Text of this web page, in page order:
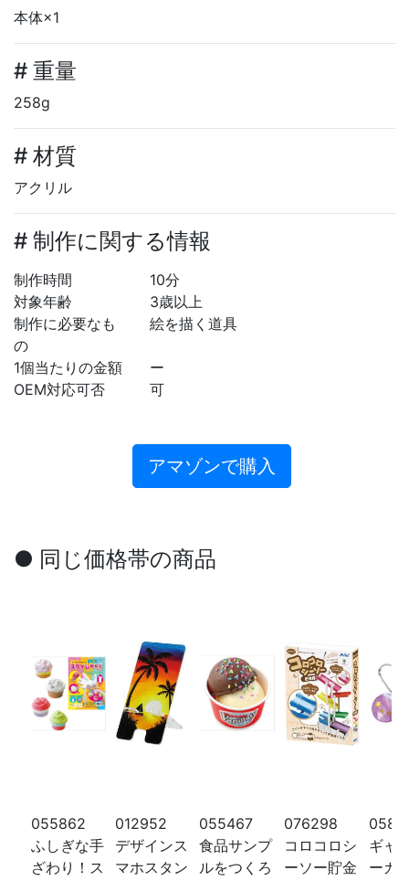
本体×1
# 重量
258g
# 材質
アクリル
# 制作に関する情報
制作時間
10分
対象年齢
3歳以上
制作に必要なも
の
絵を描く道具
1個当たりの金額
ー
OEM対応可否
可
アマゾンで購入
● 同じ価格帯の商品
055862
ふしぎな手
ざわり！ス
012952
デザインス
マホスタン
055467
食品サンプ
ルをつくろ
076298
コロコロシ
ーソー貯金
ギャ
ーカ